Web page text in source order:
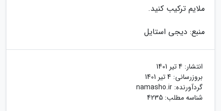
ملایم ترکیب کنید.
منبع: دیجی استایل
انتشار: 4 تیر 1401
بروزرسانی: 4 تیر 1401
گردآورنده: namasho.ir
شناسه مطلب: 4235